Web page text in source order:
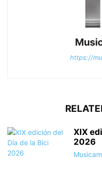
https://
XIX
2026